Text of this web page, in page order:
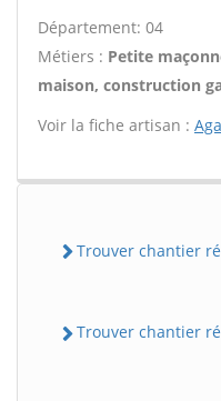
Département: 04
Métiers : Petite
maison, construction
Voir la fiche artisan :
Trouver chantier
Trouver chantier